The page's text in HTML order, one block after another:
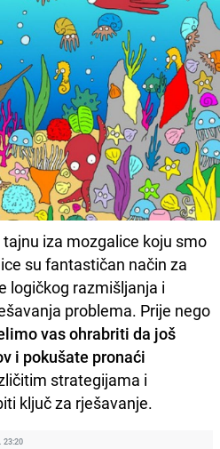
iza mozgalice koju smo
su fantastičan način za
logičkog razmišljanja i
problema. Prije nego
vas ohrabriti da još
i pokušate pronaći
strategijama i
ključ za rješavanje.
23:20